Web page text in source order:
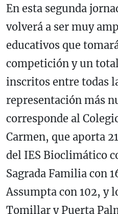
En esta segunda
volverá a ser muy
educativos que
competición y un
inscritos entre todas
representación más
corresponde al
Carmen, que aporta
del IES Bioclimático
Sagrada Familia con
Assumpta con 102, y
Tomillar y Puerta